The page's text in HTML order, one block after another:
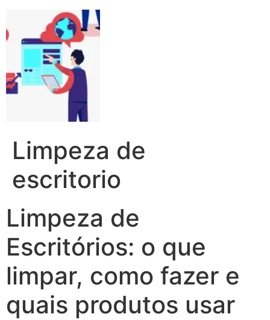
Limpeza de
escritorio
Limpeza de
Escritórios: o que
limpar, como fazer e
quais produtos usar